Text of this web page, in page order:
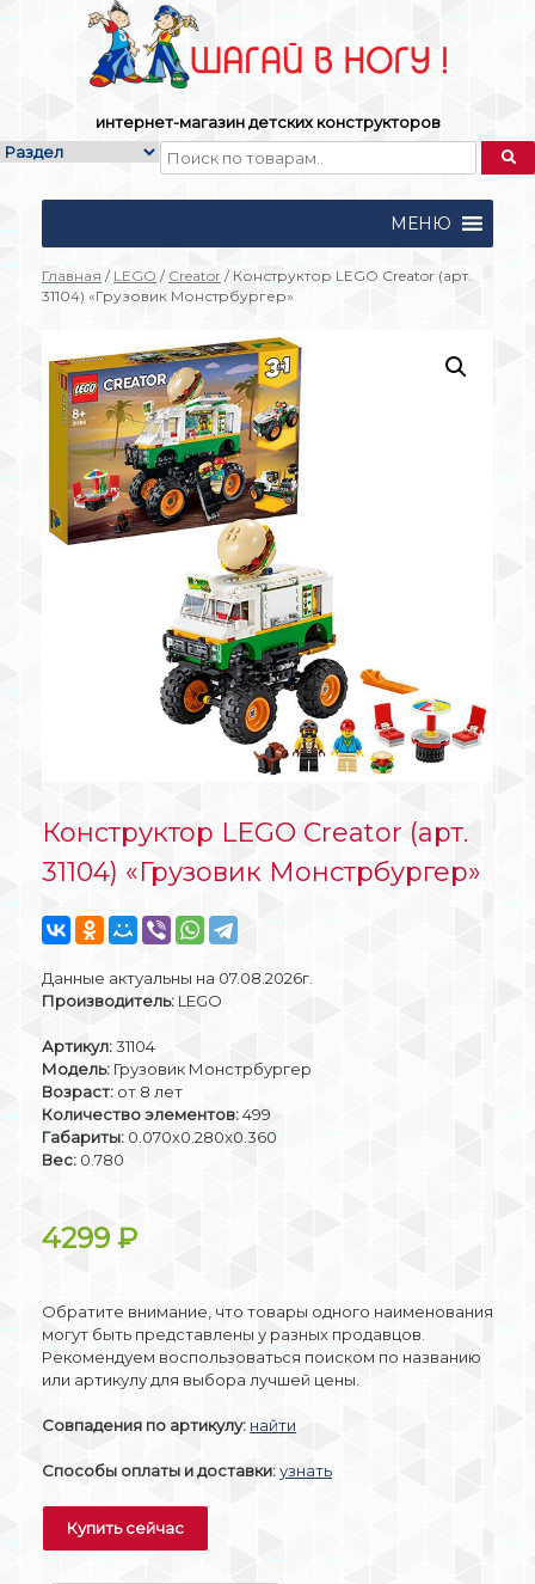
интернет-магазин детских конструкторов
МЕНЮ
Главная / LEGO / Creator / Конструктор LEGO Creator (арт.
31104) «Грузовик Монстрбургер»
Конструктор LEGO Creator (арт.
31104) «Грузовик Монстрбургер»
Данные актуальны на 07.08.2026г.
Производитель: LEGO
Артикул:31104
Модель: Грузовик Монстрбургер
Возраст: от 8 лет
Количество элементов:499
Габариты: 0.070x0.280x0.360
Вес: 0.780
4299 ₽
Обратите внимание, что товары одного наименования
могут быть представлены у разных продавцов.
Рекомендуем воспользоваться поиском по названию
или артикулу для выбора лучшей цены.
Совпадения по артикулу: найти
Способы оплаты и доставки:узнать
Купить сейчас